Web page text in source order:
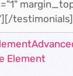
Element